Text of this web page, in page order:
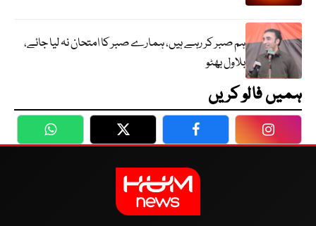
ہم صبر کر رہے ہیں، ہمارے صبر کا امتحان نہ لیا جائے،
بلاول بھٹو
ہمیں فالو کریں
WhatsApp Twitter Facebook